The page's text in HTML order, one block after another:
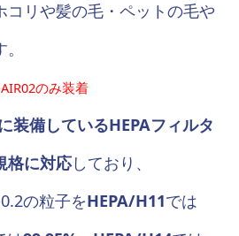
コリや髪の毛・ペットの毛や
のみ装着
装備しているHEPAフィルタ
格に対応しており、
の粒子をHEPA/H11では